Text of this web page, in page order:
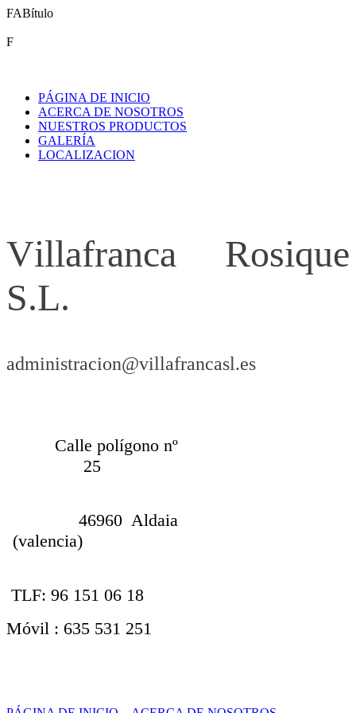
FABítulo
F
PÁGINA DE INICIO
ACERCA DE NOSOTROS
NUESTROS PRODUCTOS
GALERÍA
LOCALIZACION
Villafranca Rosique
S.L.
administracion@villafrancasl.es
Calle polígono nº
25
46960 Aldaia
(valencia)
TLF: 96 151 06 18
Móvil : 635 531 251